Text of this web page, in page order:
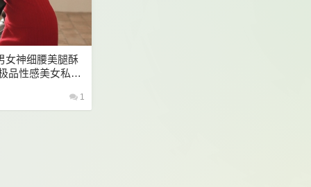
女神细腰美腿酥
品性感美女私密
1